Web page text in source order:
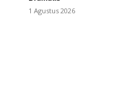
1 Agustus 2026